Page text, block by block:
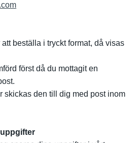
beställa i tryckt format, då visas
först då du mottagit en
skickas den till dig med post inom